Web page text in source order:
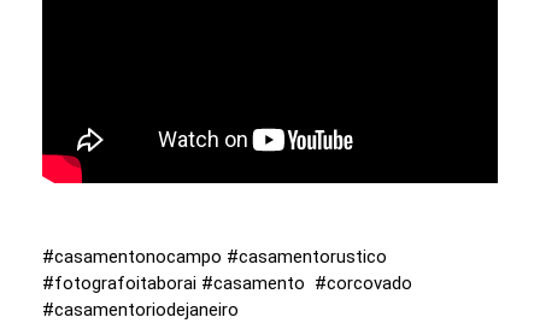
#casamentonocampo #casamentorustico
#fotografoitaborai #casamento #corcovado
#casamentoriodejaneiro